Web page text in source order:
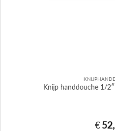
Knijp handdouche 1/
€